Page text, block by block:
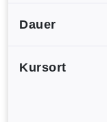
Dauer
Kursort